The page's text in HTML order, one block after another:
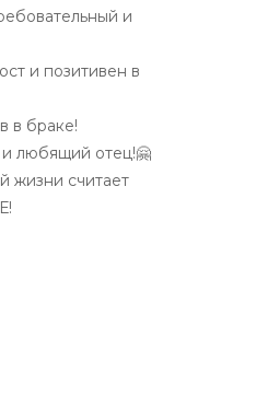
и
и позитивен в
в браке!
любящий отец!🤗
жизни считает